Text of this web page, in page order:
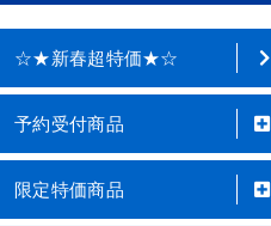
☆★新春超特価★☆
予約受付商品
限定特価商品